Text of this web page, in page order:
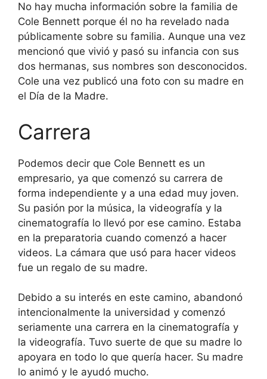
No hay mucha información sobre la familia de
Cole Bennett porque él no ha revelado nada
públicamente sobre su familia. Aunque una vez
mencionó que vivió y pasó su infancia con sus
dos hermanas, sus nombres son desconocidos.
Cole una vez publicó una foto con su madre en
el Día de la Madre.
Carrera
Podemos decir que Cole Bennett es un
empresario, ya que comenzó su carrera de
forma independiente y a una edad muy joven.
Su pasión por la música, la videografía y la
cinematografía lo llevó por ese camino. Estaba
en la preparatoria cuando comenzó a hacer
videos. La cámara que usó para hacer videos
fue un regalo de su madre.
Debido a su interés en este camino, abandonó
intencionalmente la universidad y comenzó
seriamente una carrera en la cinematografía y
la videografía. Tuvo suerte de que su madre lo
apoyara en todo lo que quería hacer. Su madre
lo animó y le ayudó mucho.